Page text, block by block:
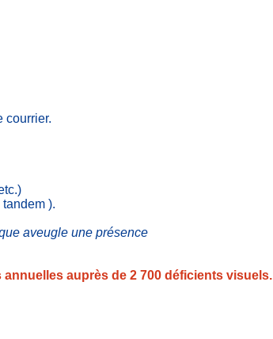
courrier.
).
aveugle une présence
auprès de 2 700 déficients visuels.